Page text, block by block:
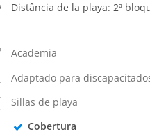
Distância de la playa: 2ª
Academia
Adaptado para
Sillas de playa
Cobertura